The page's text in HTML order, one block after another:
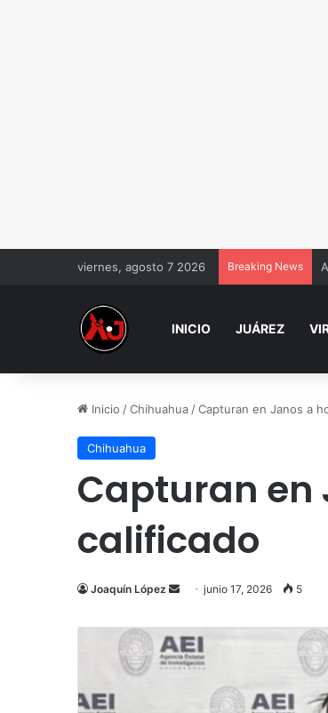
viernes, agosto 7 2026 Breaking News
INICIO JUÁREZ
Inicio /Chihuahua /Capturan en Janos a
Chihuahua
Capturan en
calificado
Joaquín López
Send
email
junio 17, 2026 5